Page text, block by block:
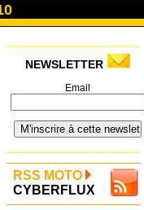
NEWSLETTER
Email
RSS MOTO
CYBERFLUX